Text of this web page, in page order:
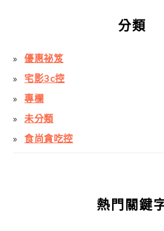
分類
優惠祕笈
宅影3c控
專欄
未分類
食尚貪吃控
熱門關鍵